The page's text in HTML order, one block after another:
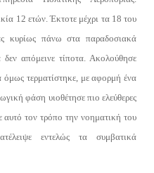
12 ετών. Έκτοτε μέχρι τα 18 του
κυρίως πάνω στα παραδοσιακά
απόμεινε τίποτα. Ακολούθησε
τερματίστηκε, με αφορμή ένα
φάση υιοθέτησε πιο ελεύθερες
αυτό τον τρόπο την νοηματική του
εντελώς τα συμβατικά